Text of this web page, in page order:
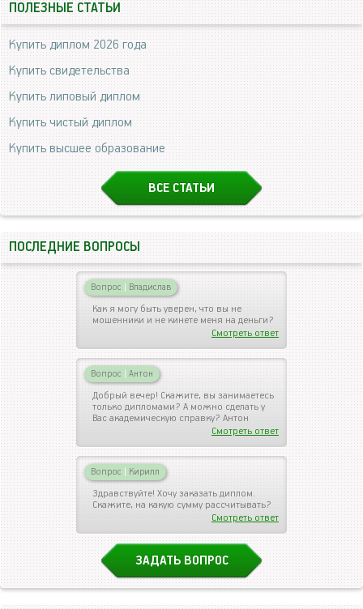
ПОЛЕЗНЫЕ СТАТЬИ
Купить диплом 2026 года
Купить свидетельства
Купить липовый диплом
Купить чистый диплом
Купить высшее образование
ВСЕ СТАТЬИ
ПОСЛЕДНИЕ ВОПРОСЫ
Вопрос | Владислав
Как я могу быть уверен, что вы не
мошенники и не кинете меня на деньги?
Смотреть ответ
Вопрос | Антон
Добрый вечер! Скажите, вы занимаетесь
только дипломами? А можно сделать у
Вас академическую справку? Антон
Смотреть ответ
Вопрос | Кирилл
Здравствуйте! Хочу заказать диплом.
Скажите, на какую сумму рассчитывать?
Смотреть ответ
ЗАДАТЬ ВОПРОС